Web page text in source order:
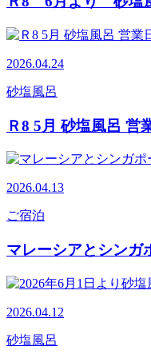
2026.04.24
砂塩風呂
Ｒ8 5月 砂塩風呂 営
2026.04.13
ご宿泊
マレーシアとシンガ
2026.04.12
砂塩風呂